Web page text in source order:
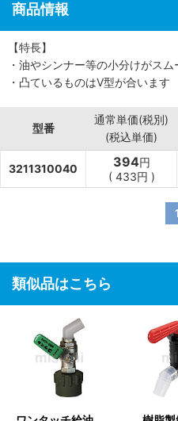
商品情報
【特長】
・油やシンナー等の小分けがス
・凸ているものはV型が合います
型番
通常単価(税別)
(税込単価)
3211310040 394円
( 433円 )
類似品はこちら